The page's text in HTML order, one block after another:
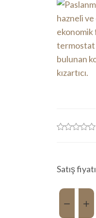
Satış fiyatı
Miktar: